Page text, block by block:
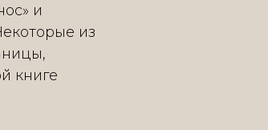
и
из
книге